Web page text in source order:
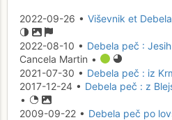
2022-09-26 • Viševnik et
2022-08-10 • Debela peč :
Cancela Martin •
2021-07-30 • Debela peč : iz
2017-12-24 • Debela peč : z
•
2009-09-22 • Debela peč po